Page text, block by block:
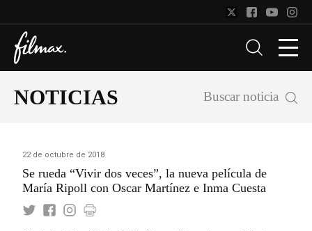
NOTICIAS Buscar noticia
22 de octubre de 2018
Se rueda “Vivir dos veces”, la nueva película de
María Ripoll con Oscar Martínez e Inma Cuesta